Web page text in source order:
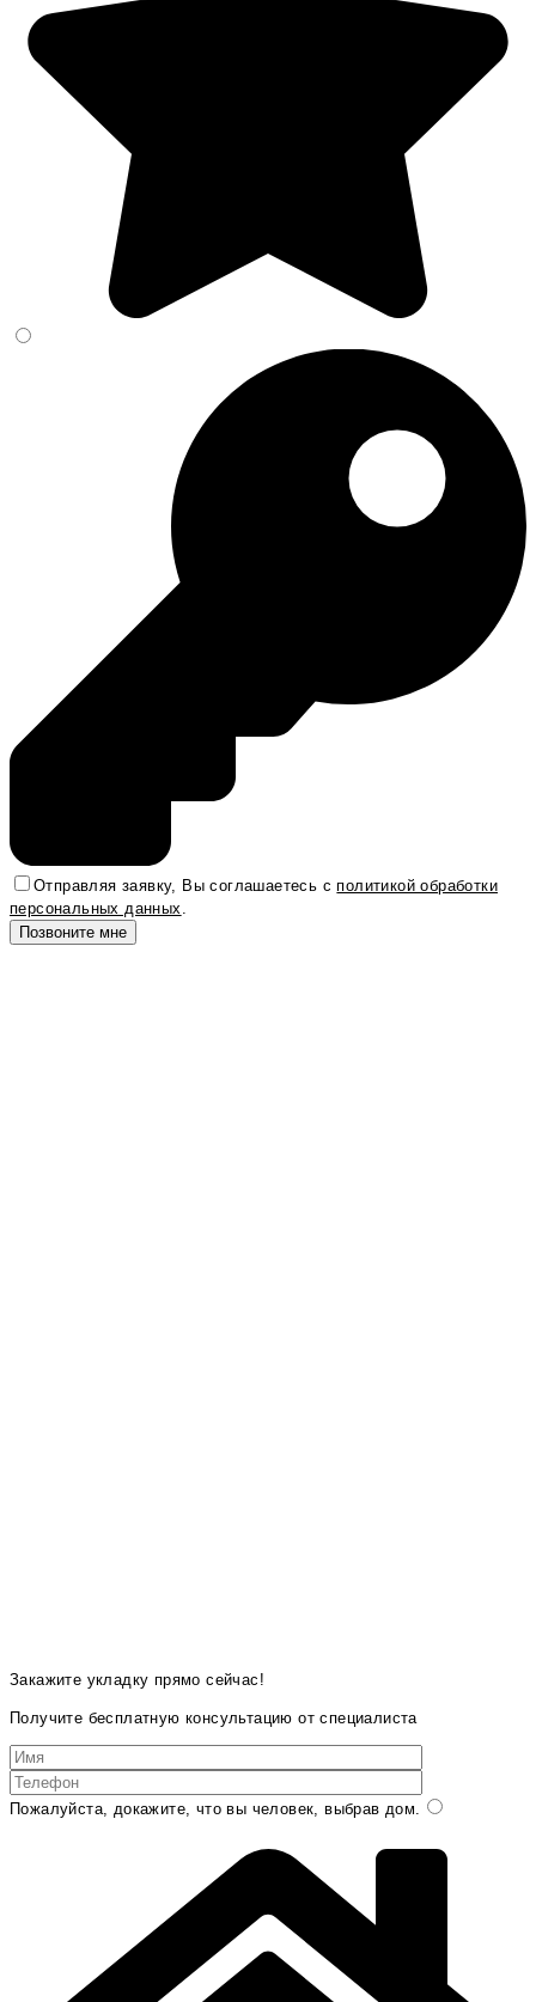
Отправляя заявку, Вы соглашаетесь сполитикой обработки
персональных данных
Закажите укладку прямо сейчас!
Получите бесплатную консультацию от специалиста
Пожалуйста, докажите, что вы человек, выбрав дом